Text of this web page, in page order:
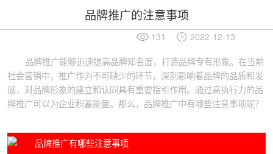
品牌推广的注意事项
131 2022-12-13
品牌推广能够迅速提高品牌知名度，打造品牌专有形象。在当前
社会营销中，推广作为不可缺少的环节，深刻影响着品牌的品质和发
展，对品牌形象的建立和认同具有重要指引作用。通过高执行力的品
牌推广可以为企业积蓄能量。那么，品牌推广中有哪些注意事项呢？